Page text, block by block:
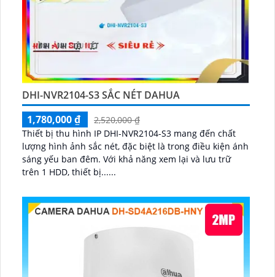
DHI-NVR2104-S3 SẮC NÉT DAHUA
1,780,000 ₫
2,520,000 ₫
Thiết bị thu hình IP DHI-NVR2104-S3 mang đến chất
lượng hình ảnh sắc nét, đặc biệt là trong điều kiện ánh
sáng yếu ban đêm. Với khả năng xem lại và lưu trữ
trên 1 HDD, thiết bị......